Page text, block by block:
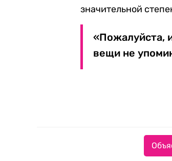
значительной
«Пожалуйста,
вещи не